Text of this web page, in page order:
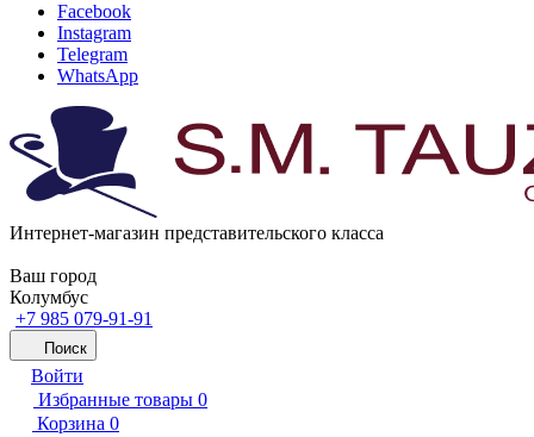
Facebook
Instagram
Telegram
WhatsApp
Интернет-магазин представительского класса
Ваш город
Колумбус
+7 985 079-91-91
Поиск
Войти
Избранные товары 0
Корзина 0